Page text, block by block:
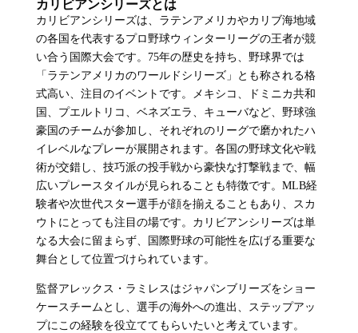
カリビアンシリーズとは
カリビアンシリーズは、ラテンアメリカやカリブ海地域
の各国を代表するプロ野球ウィンターリーグの王者が競
い合う国際大会です。75年の歴史を持ち、野球界では
「ラテンアメリカのワールドシリーズ」とも称される格
式高い、注目のイベントです。メキシコ、ドミニカ共和
国、プエルトリコ、ベネズエラ、キューバなど、野球強
豪国のチームが参加し、それぞれのリーグで磨かれたハ
イレベルなプレーが展開されます。各国の野球文化や戦
術が交錯し、技巧派の投手戦から豪快な打撃戦まで、幅
広いプレースタイルが見られることも特徴です。MLB経
験者や次世代スター選手が顔を揃えることもあり、スカ
ウトにとっても注目の場です。カリビアンシリーズは単
なる大会に留まらず、国際野球の可能性を広げる重要な
舞台として位置づけられています。
監督アレックス・ラミレスはジャパンブリーズをショー
ケースチームとし、選手の海外への進出、ステップアッ
プにこの経験を役立ててもらいたいと考えています。